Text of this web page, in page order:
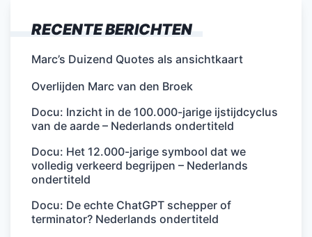
RECENTE BERICHTEN
Marc’s Duizend Quotes als ansichtkaart
Overlijden Marc van den Broek
Docu: Inzicht in de 100.000-jarige ijstijdcyclus
van de aarde – Nederlands ondertiteld
Docu: Het 12.000-jarige symbool dat we
volledig verkeerd begrijpen – Nederlands
ondertiteld
Docu: De echte ChatGPT schepper of
terminator? Nederlands ondertiteld